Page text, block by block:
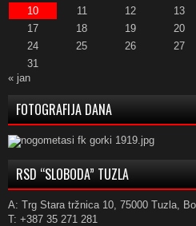
10
11 12 13
17
18 19 20
24
25 26 27
31
« jan
FOTOGRAFIJA DANA
RSD “SLOBODA” TUZLA
A: Trg Stara tržnica 10, 75000 Tuzla,
T: +387 35 271 281